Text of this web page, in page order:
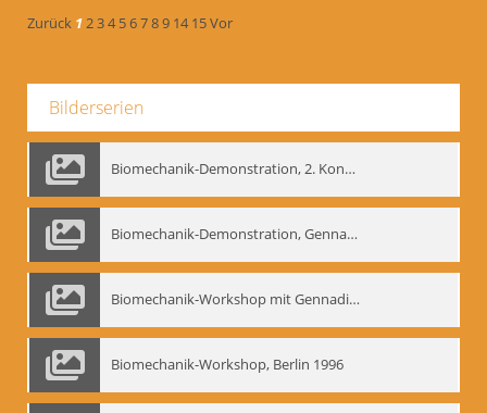
Zurück 1234 56789 14 15Vor
Bilderserien
Biomechanik-Demonstration, 2. Kongress der EMF, Mai 1995
Biomechanik-Demonstration, Gennadij Bogdanow im Berliner Ensemble, 04.10.1991
Biomechanik-Workshop mit Gennadij Nikolajewitsch Bogdanow im Mime Centrum Berlin, 1991
Biomechanik-Workshop, Berlin 1996